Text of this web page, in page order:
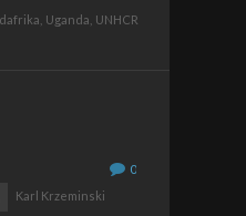
Uganda, UNHCR
0
Karl Krzeminski